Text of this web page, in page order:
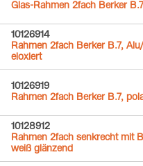
Glas-Rahmen 2fach Berker
10126914
Rahmen 2fach Berker B.7,
eloxiert
10126919
Rahmen 2fach Berker B.7,
10128912
Rahmen 2fach senkrecht mit
weiß glänzend